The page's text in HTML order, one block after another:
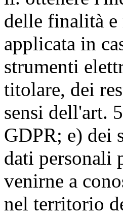
delle finalità e
applicata in
strumenti
titolare, dei
sensi dell'art.
GDPR; e) dei
dati personali
venirne a
nel territorio